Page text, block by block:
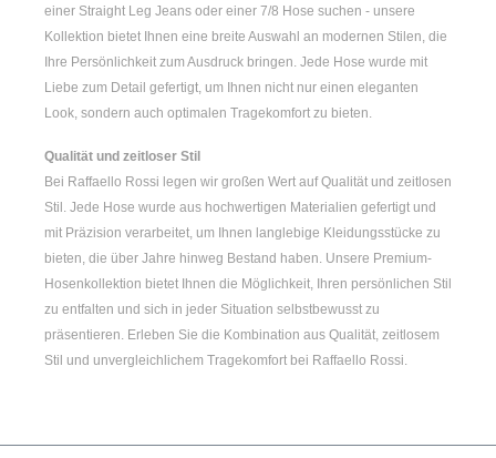
einer Straight Leg Jeans oder einer 7/8 Hose suchen - unsere
Kollektion bietet Ihnen eine breite Auswahl an modernen Stilen, die
Ihre Persönlichkeit zum Ausdruck bringen. Jede Hose wurde mit
Liebe zum Detail gefertigt, um Ihnen nicht nur einen eleganten
Look, sondern auch optimalen Tragekomfort zu bieten.
Qualität und zeitloser Stil
Bei Raffaello Rossi legen wir großen Wert auf Qualität und zeitlosen
Stil. Jede Hose wurde aus hochwertigen Materialien gefertigt und
mit Präzision verarbeitet, um Ihnen langlebige Kleidungsstücke zu
bieten, die über Jahre hinweg Bestand haben. Unsere Premium-
Hosenkollektion bietet Ihnen die Möglichkeit, Ihren persönlichen Stil
zu entfalten und sich in jeder Situation selbstbewusst zu
präsentieren. Erleben Sie die Kombination aus Qualität, zeitlosem
Stil und unvergleichlichem Tragekomfort bei Raffaello Rossi.